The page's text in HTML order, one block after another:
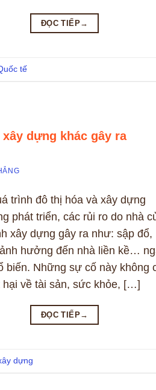
ĐỌC TIẾP→
tế
dựng khác gây ra
trình đô thị hóa và xây dựng
phát triển, các rủi ro do nhà
xây dựng gây ra như: sập đổ,
hưởng đến nhà liền kề…
biến. Những sự cố này không
hại về tài sản, sức khỏe, […]
ĐỌC TIẾP→
dựng